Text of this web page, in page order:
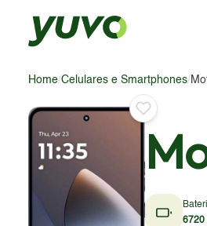
Home/Celulares e Smartphones/
6720